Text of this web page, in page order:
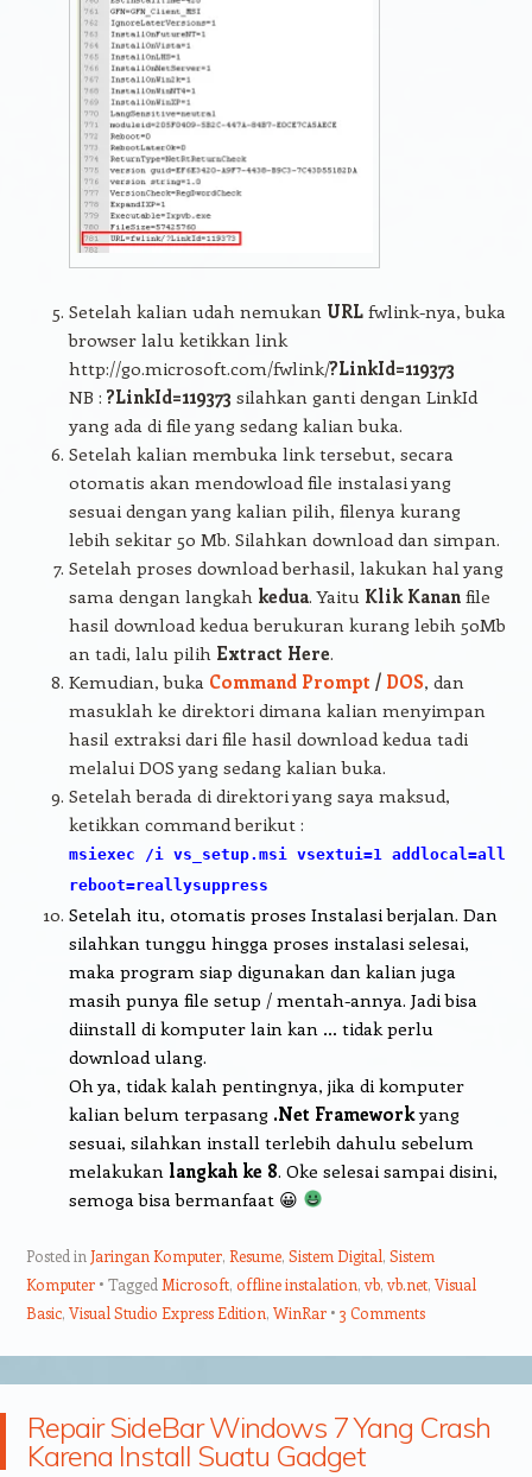
Setelah kalian udah nemukan URLfwlink-nya, buka
browser lalu ketikkan link
http://go.microsoft.com/fwlink/?LinkId=119373
NB : ?LinkId=119373 silahkan ganti dengan LinkId
yang ada di file yang sedang kalian buka.
Setelah kalian membuka link tersebut, secara
otomatis akan mendowload file instalasi yang
sesuai dengan yang kalian pilih, filenya kurang
lebih sekitar 50 Mb. Silahkan download dan simpan.
Setelah proses download berhasil, lakukan hal yang
sama dengan langkah kedua. Yaitu Klik Kananfile
hasil download kedua berukuran kurang lebih 50Mb
an tadi, lalu pilih Extract Here.
Kemudian, buka Command Prompt/ DOS, dan
masuklah ke direktori dimana kalian menyimpan
hasil extraksi dari file hasil download kedua tadi
melalui DOS yang sedang kalian buka.
Setelah berada di direktori yang saya maksud,
ketikkan command berikut :
msiexec /i vs_setup.msi vsextui=1 addlocal=all
reboot=reallysuppress
Setelah itu, otomatis proses Instalasi berjalan. Dan
silahkan tunggu hingga proses instalasi selesai,
maka program siap digunakan dan kalian juga
masih punya file setup / mentah-annya. Jadi bisa
diinstall di komputer lain kan … tidak perlu
download ulang.
Oh ya, tidak kalah pentingnya, jika di komputer
kalian belum terpasang .Net Frameworkyang
sesuai, silahkan install terlebih dahulu sebelum
melakukan langkah ke 8. Oke selesai sampai disini,
semoga bisa bermanfaat 😀
Posted in Jaringan Komputer, Resume, Sistem Digital, Sistem
Komputer
Tagged Microsoft, offline instalation,vb,vb.net, Visual
Basic, Visual Studio Express Edition, WinRar 3 Comments
Repair SideBar Windows 7 Yang Crash
Karena Install Suatu Gadget